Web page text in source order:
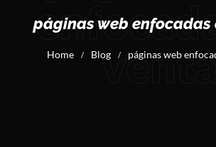
páginas web enfocadas
Home / Blog / páginas web